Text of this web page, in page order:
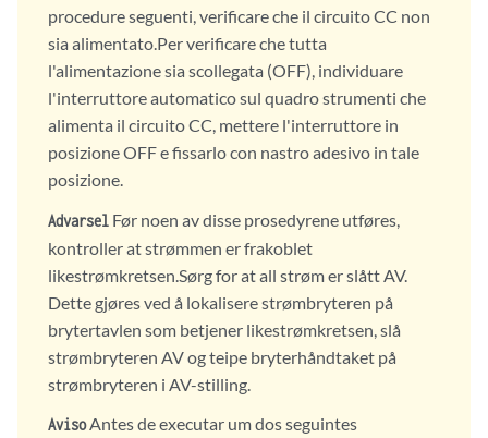
procedure seguenti, verificare che il circuito CC non
sia alimentato.Per verificare che tutta
l'alimentazione sia scollegata (OFF), individuare
l'interruttore automatico sul quadro strumenti che
alimenta il circuito CC, mettere l'interruttore in
posizione OFF e fissarlo con nastro adesivo in tale
posizione.
Advarsel Før noen av disse prosedyrene utføres,
kontroller at strømmen er frakoblet
likestrømkretsen.Sørg for at all strøm er slått AV.
Dette gjøres ved å lokalisere strømbryteren på
brytertavlen som betjener likestrømkretsen, slå
strømbryteren AV og teipe bryterhåndtaket på
strømbryteren i AV-stilling.
AvisoAntes de executar um dos seguintes